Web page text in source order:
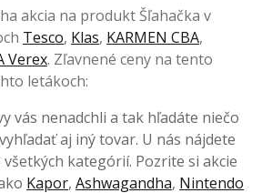
akcia na produkt Šľahačka v
Tesco, Klas, KARMEN CBA,
Verex. Zľavnené ceny na tento
letákoch:
vás nenadchli a tak hľadáte niečo
aj iný tovar. U nás nájdete
kategórií. Pozrite si akcie
Kapor, Ashwagandha, Nintendo